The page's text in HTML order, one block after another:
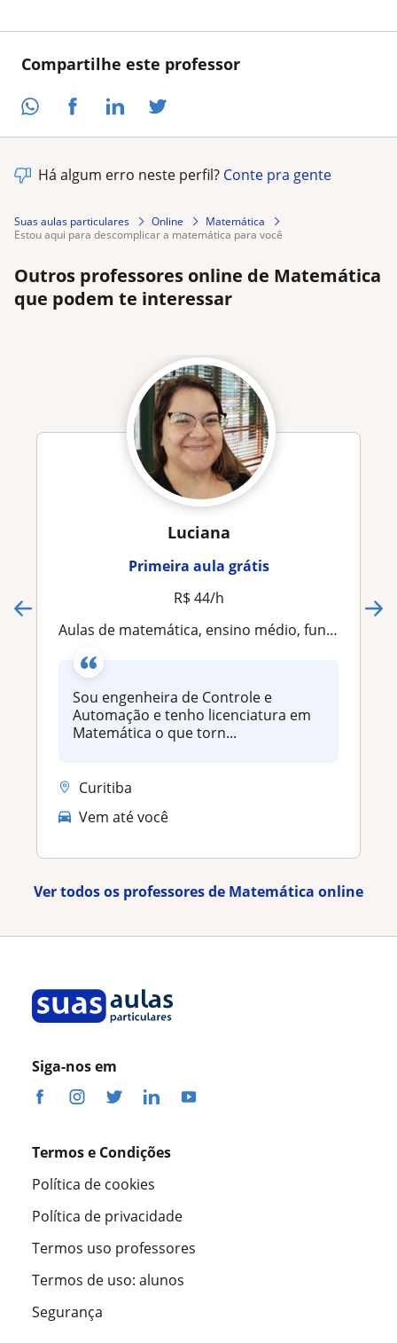
Compartilhe este professor
Há algum erro neste perfil? Conte pra gente
Suas aulas particulares Online
Matemática
estou aqui para descomplicar a matemática para você
Outros professores online de Matemática
que podem te interessar
Luciana
Primeira aula grátis
R$ 44/h
Aulas de matemática, ensino médio, fundamental
Sou engenheira de Controle e
Automação e tenho licenciatura em
Matemática o que torn...
Curitiba
Vem até você
Ver todos os professores de Matemática online
Siga-nos em
Termos e Condições
Política de cookies
Política de privacidade
Termos uso professores
Termos de uso: alunos
Segurança